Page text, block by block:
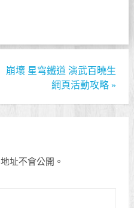
崩壞 星穹鐵道 演武百曉生
網頁活動攻略 »
址不會公開。